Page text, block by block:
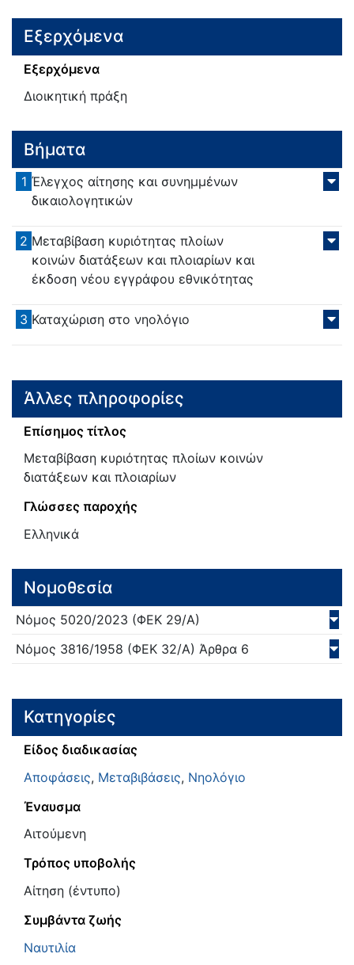
Εξερχόμενα
Εξερχόμενα
Διοικητική πράξη
Βήματα
1 Έλεγχος αίτησης και συνημμένων
δικαιολογητικών
2 Μεταβίβαση κυριότητας πλοίων
κοινών διατάξεων και πλοιαρίων και
έκδοση νέου εγγράφου εθνικότητας
3 Καταχώριση στο νηολόγιο
Άλλες πληροφορίες
Επίσημος τίτλος
Μεταβίβαση κυριότητας πλοίων κοινών
διατάξεων και πλοιαρίων
Γλώσσες παροχής
Ελληνικά
Νομοθεσία
Νόμος 5020/2023 (ΦΕΚ 29/Α)
Νόμος 3816/1958 (ΦΕΚ 32/Α) Άρθρα 6
Κατηγορίες
Είδος διαδικασίας
Αποφάσεις, Μεταβιβάσεις, Νηολόγιο
Έναυσμα
Αιτούμενη
Τρόπος υποβολής
Αίτηση (έντυπο)
Συμβάντα ζωής
Ναυτιλία